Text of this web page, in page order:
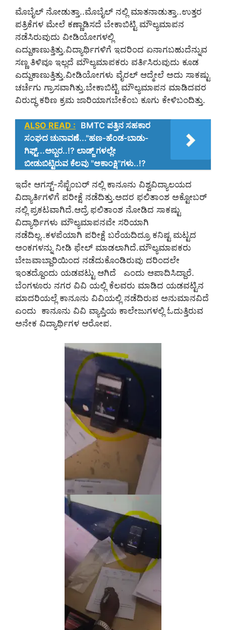
ಮೊಬೈಲ್ ನೋಡುತ್ತಾ..ಮೊಬೈಲ್ ನಲ್ಲಿ ಮಾತನಾಡುತ್ತಾ..ಉತ್ತರ
ಪತ್ರಿಕೆಗಳ ಮೇಲೆ ಕಣ್ಣಾಡಿಸದೆ ಬೇಕಾಬಿಟ್ಟಿ ಮೌಲ್ಯಮಾಪನ
ನಡೆಸಿರುವುದು ವೀಡಿಯೋಗಳಲ್ಲಿ
ಎದ್ದುಕಾಣುತ್ತಿತ್ತು.ವಿದ್ಯಾರ್ಥಿಗಳಿಗೆ ಇದರಿಂದ ಏನಾಗಬಹುದೆನ್ನುವ
ಸಣ್ಣ ತಿಳಿವೂ ಇಲ್ಲದೆ ಮೌಲ್ಯಮಾಪಕರು ವರ್ತಿಸಿರುವುದು ಕೂಡ
ಎದ್ದುಕಾಣುತ್ತಿತ್ತು.ವೀಡಿಯೋಗಳು ವೈರಲ್ ಆದ್ಮೇಲೆ ಅದು ಸಾಕಷ್ಟು
ಚರ್ಚೆಗು ಗ್ರಾಸವಾಗಿತ್ತು.ಬೇಕಾಬಿಟ್ಟಿ ಮೌಲ್ಯಮಾಪನ ಮಾಡಿದವರ
ವಿರುದ್ಧ ಕಠಿಣ ಕ್ರಮ ಜಾರಿಯಾಗಬೇಕೆಂಬ ಕೂಗು ಕೇಳಿಬಂದಿತ್ತು.
ALSO READ : BMTC ಪತ್ತಿನ ಸಹಕಾರ
ಸಂಘದ ಚುನಾವಣೆ..."ಹಣ-ಹೆಂಡ-ಬಾಡು-
ಗಿಫ್ಟ್...ಅಬ್ಬರ..!? ಲಾಡ್ಜ್ ಗಳಲ್ಲೇ
ಬೀಡುಬಿಟ್ಟಿರುವ ಕೆಲವು "ಆಕಾಂಕ್ಷಿ"ಗಳು..!?
ಇದೇ ಆಗಸ್ಟ್-ಸೆಪ್ಟೆಂಬರ್ ನಲ್ಲಿ ಕಾನೂನು ವಿಶ್ವವಿದ್ಯಾಲಯದ
ವಿದ್ಯಾರ್ತಿಗಳಿಗೆ ಪರೀಕ್ಷೆ ನಡೆದಿತ್ತು.ಅದರ ಫಲಿತಾಂಶ ಅಕ್ಟೋಬರ್
ನಲ್ಲಿ ಪ್ರಕಟವಾಗಿದೆ.ಆದ್ರೆ ಫಲಿತಾಂಶ ನೋಡಿದ ಸಾಕಷ್ಟು
ವಿದ್ಯಾರ್ಥಿಗಳು ಮೌಲ್ಯಮಾಪನವೇ ಸರಿಯಾಗಿ
ನಡೆದಿಲ್ಲ..ಕಳಪೆಯಾಗಿ ಪರೀಕ್ಷೆ ಬರೆಯದಿದ್ರೂ ಕನಿಷ್ಟ ಮಟ್ಟದ
ಅಂಕಗಳನ್ನು ನೀಡಿ ಫೇಲ್ ಮಾಡಲಾಗಿದೆ.ಮೌಲ್ಯಮಾಪಕರು
ಬೇಜವಾಬ್ದಾರಿಯಿಂದ ನಡೆದುಕೊಂಡಿರುವು ದರಿಂದಲೇ
ಇಂತದ್ದೊಂದು ಯಡವಟ್ಟು ಆಗಿದೆ ಎಂದು ಆಪಾದಿಸಿದ್ದಾರೆ.
ಬೆಂಗಳೂರು ನಗರ ವಿವಿ ಯಲ್ಲಿ ಕೆಲವರು ಮಾಡಿದ ಯಡವಟ್ಟಿನ
ಮಾದರಿಯಲ್ಲೆ ಕಾನೂನು ವಿವಿಯಲ್ಲಿ ನಡೆದಿರುವ ಅನುಮಾನವಿದೆ
ಎಂದು ಕಾನೂನು ವಿವಿ ವ್ಯಾಪ್ತಿಯ ಕಾಲೇಜುಗಳಲ್ಲಿ ಓದುತ್ತಿರುವ
ಅನೇಕ ವಿದ್ಯಾರ್ಥಿಗಳ ಆರೋಪ.